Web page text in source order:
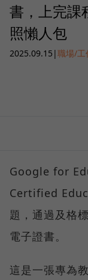
書，上完課
照懶人包
2025.09.15 |職場/工
Google for
Certified
題，通過及格
電子證書。
這是一張專為